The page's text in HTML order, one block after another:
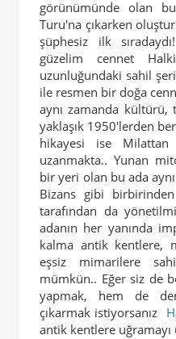
görünümünde olan
Turu'na çıkarken
şüphesiz ilk
güzelim cennet
uzunluğundaki sahil
ile resmen bir doğa
aynı zamanda
yaklaşık 1950'lerden
hikayesi ise
uzanmakta.. Yunan
bir yeri olan bu ada
Bizans gibi
tarafından da
adanın her yanında
kalma antik kentlere,
eşsiz mimarilere
mümkün.. Eğer siz de
yapmak, hem de
çıkarmak istiyorsanız
antik kentlere uğramayı